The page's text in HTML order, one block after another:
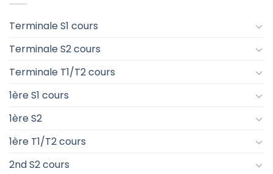
Terminale S1 cours
Terminale S2 cours
Terminale T1/T2 cours
1ère S1 cours
1ère S2
1ère T1/T2 cours
2nd S2 cours